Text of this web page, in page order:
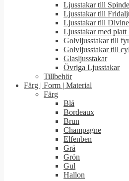
Ljusstakar till
Ljusstakar till
Ljusstakar till
Ljusstakar med platt
Golvljusstakar till
Golvljusstakar till
Glasljusstakar
Övriga Ljusstakar
Tillbehör
Färg | Form | Material
Färg
Blå
Bordeaux
Brun
Champagne
Elfenben
Grå
Grön
Gul
Hallon